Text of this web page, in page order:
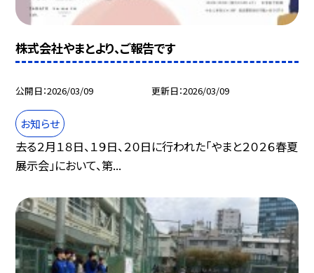
株式会社やまとより、ご報告です
公開日 2026/03/09 更新日 2026/03/09
お知らせ
去る２月１８日、１９日、２０日に行われた「やまと２０２６春夏
展示会」において、第...